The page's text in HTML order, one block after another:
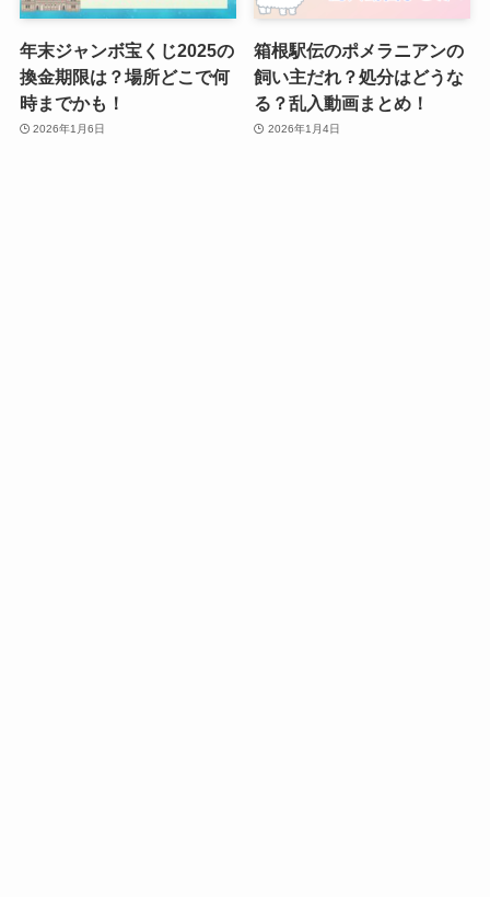
年末ジャンボ宝くじ2025の
換金期限は？場所どこで何
時までかも！
2026年1月6日
箱根駅伝のポメラニアンの
飼い主だれ？処分はどうな
る？乱入動画まとめ！
2026年1月4日